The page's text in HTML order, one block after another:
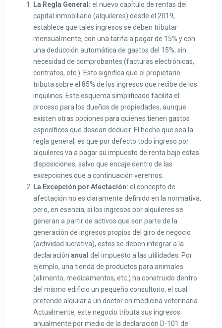
La Regla General: el nuevo capítulo de rentas del
capital inmobiliario (alquileres) desde el 2019,
establece que tales ingresos se deben tributar
mensualmente, con una tarifa a pagar de 15% y con
una deducción automática de gastos del 15%, sin
necesidad de comprobantes (facturas electrónicas,
contratos, etc.). Esto significa que el propietario
tributa sobre el 85% de los ingresos que recibe de los
inquilinos. Este esquema simplificado facilita el
proceso para los dueños de propiedades, aunque
existen otras opciones para quienes tienen gastos
específicos que desean deducir. El hecho que sea la
regla general, es que por defecto todo ingreso por
alquileres va a pagar su impuesto de renta bajo estas
disposiciones, salvo que encaje dentro de las
excepciones que a continuación veremos.
La Excepción por Afectación: el concepto de
afectación no es claramente definido en la normativa,
pero, en esencia, si los ingresos por alquileres se
generan a partir de activos que son parte de la
generación de ingresos propios del giro de negocio
(actividad lucrativa), estos se deben integrar a la
declaración anual del impuesto a las utilidades. Por
ejemplo, una tienda de productos para animales
(alimento, medicamentos, etc.) ha construido dentro
del mismo edificio un pequeño consultorio, el cual
pretende alquilar a un doctor en medicina veterinaria.
Actualmente, este negocio tributa sus ingresos
anualmente por medio de la declaración D-101 de